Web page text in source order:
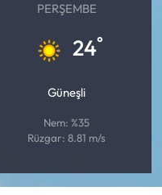
PERŞEMBE
24°
Güneşli
Nem: %35
Rüzgar: 8.81 m/s